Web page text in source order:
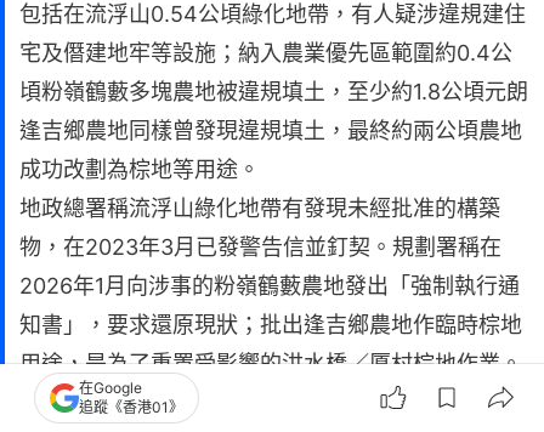
包括在流浮山0.54公頃綠化地帶，有人疑涉違規建住
宅及僭建地牢等設施；納入農業優先區範圍約0.4公
頃粉嶺鶴藪多塊農地被違規填土，至少約1.8公頃元朗
逢吉鄉農地同樣曾發現違規填土，最終約兩公頃農地
成功改劃為棕地等用途。
地政總署稱流浮山綠化地帶有發現未經批准的構築
物，在2023年3月已發警告信並釘契。規劃署稱在
2026年1月向涉事的粉嶺鶴藪農地發出「強制執行通
知書」，要求還原現狀；批出逢吉鄉農地作臨時棕地
用途，是為了重置受影響的洪水橋／厦村棕地作業。
在Google
追蹤《香港01》